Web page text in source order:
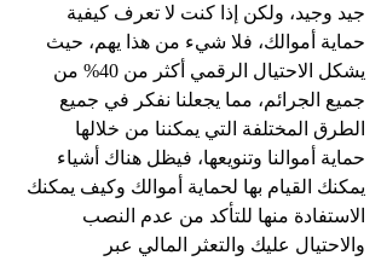
جيد وجيد، ولكن إذا كنت لا تعرف كيفية
حماية أموالك، فلا شيء من هذا يهم، حيث
يشكل الاحتيال الرقمي أكثر من 40% من
جميع الجرائم، مما يجعلنا نفكر في جميع
الطرق المختلفة التي يمكننا من خلالها
حماية أموالنا وتنويعها، فيظل هناك أشياء
يمكنك القيام بها لحماية أموالك وكيف يمكنك
الاستفادة منها للتأكد من عدم النصب
والاحتيال عليك والتعثر المالي عبر